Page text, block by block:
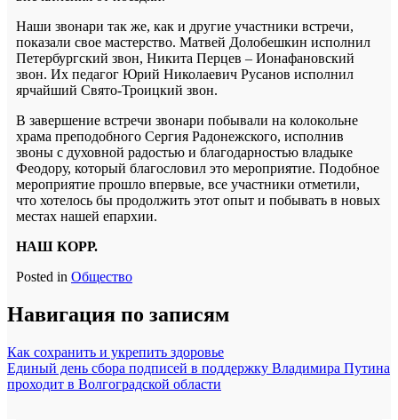
Наши звонари так же, как и другие участники встречи,
показали свое мастерство. Матвей Долобешкин исполнил
Петербургский звон, Никита Перцев – Ионафановский
звон. Их педагог Юрий Николаевич Русанов исполнил
ярчайший Свято-Троицкий звон.
В завершение встречи звонари побывали на колокольне
храма преподобного Сергия Радонежского, исполнив
звоны с духовной радостью и благодарностью владыке
Феодору, который благословил это мероприятие. Подобное
мероприятие прошло впервые, все участники отметили,
что хотелось бы продолжить этот опыт и побывать в новых
местах нашей епархии.
НАШ КОРР.
Posted in Общество
Навигация по записям
Как сохранить и укрепить здоровье
Единый день сбора подписей в поддержку Владимира Путина
проходит в Волгоградской области